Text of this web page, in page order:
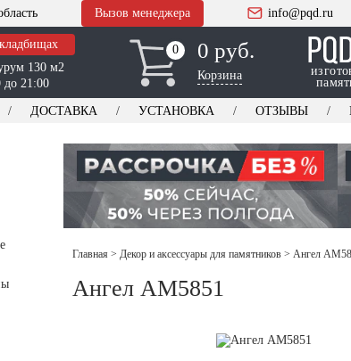
Вызов менеджера info@pqd.ru
130 м2
до 21:00
0
0 0 руб.
Корзина
ДОСТАВКА УСТАНОВКА ОТЗЫВЫ
Главная > Декор и аксессуары для памятников > Ангел
Ангел AM5851